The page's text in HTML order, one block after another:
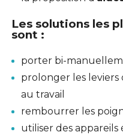
Les solutions les
sont :
porter bi-
prolonger les leviers
au travail
rembourrer les
utiliser des appareils